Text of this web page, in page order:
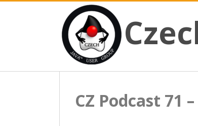
Czech
CZECH JAVA USER GROUP
CZ Podcast 71